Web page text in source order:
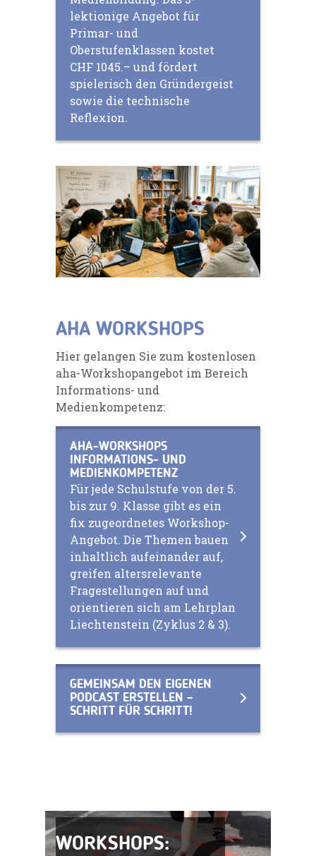
lektionige Angebot für
Primar- und
Oberstufenklassen kostet
CHF 1045.– und fördert
spielerisch den Gründergeist
sowie die technische
Reflexion.
AHA WORKSHOPS
Hier gelangen Sie zum kostenlosen
aha-Workshopangebot im Bereich
Informations- und
Medienkompetenz:
AHA-WORKSHOPS
INFORMATIONS- UND
MEDIENKOMPETENZ
Für jede Schulstufe von der 5.
bis zur 9. Klasse gibt es ein
fix zugeordnetes Workshop-
Angebot. Die Themen bauen
inhaltlich aufeinander auf,
greifen altersrelevante
Fragestellungen auf und
orientieren sich am Lehrplan
Liechtenstein (Zyklus 2 & 3).
GEMEINSAM DEN EIGENEN
PODCAST ERSTELLEN –
SCHRITT FÜR SCHRITT!
WORKSHOPS: